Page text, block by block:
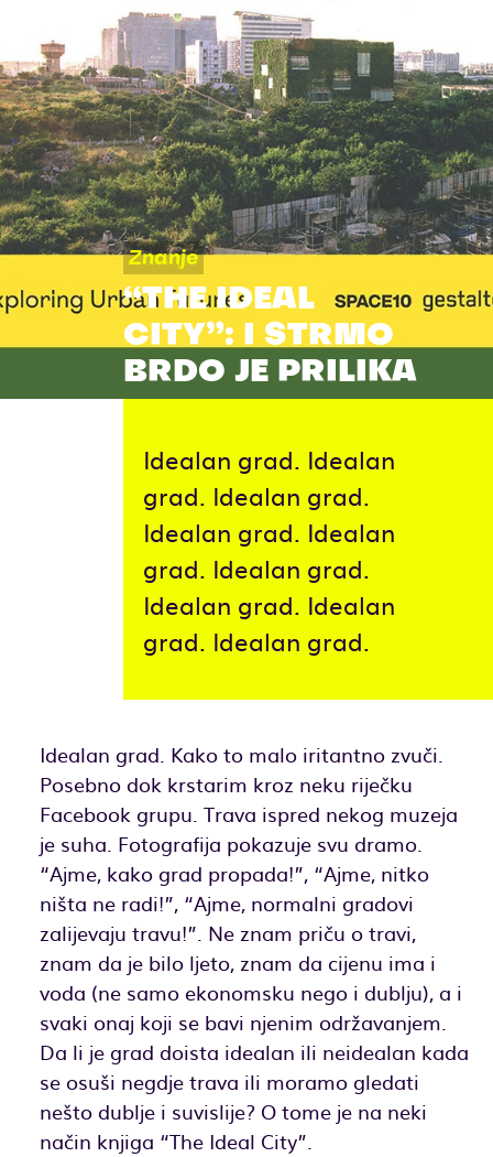
Znanje
“THE IDEAL
CITY”: I STRMO
BRDO JE PRILIKA
Idealan grad. Idealan
grad. Idealan grad.
Idealan grad. Idealan
grad. Idealan grad.
Idealan grad. Idealan
grad. Idealan grad.
Idealan grad. Kako to malo iritantno zvuči.
Posebno dok krstarim kroz neku riječku
Facebook grupu. Trava ispred nekog muzeja
je suha. Fotografija pokazuje svu dramo.
“Ajme, kako grad propada!”, “Ajme, nitko
ništa ne radi!”, “Ajme, normalni gradovi
zalijevaju travu!”. Ne znam priču o travi,
znam da je bilo ljeto, znam da cijenu ima i
voda (ne samo ekonomsku nego i dublju), a i
svaki onaj koji se bavi njenim održavanjem.
Da li je grad doista idealan ili neidealan kada
se osuši negdje trava ili moramo gledati
nešto dublje i suvislije? O tome je na neki
način knjiga “The Ideal City”.